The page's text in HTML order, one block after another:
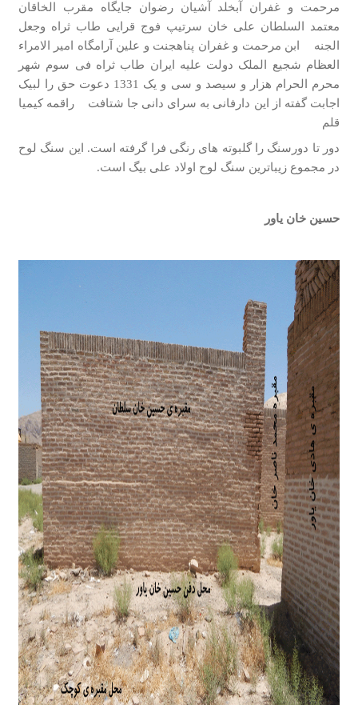
مرحمت و غفران آبخلد آشیان رضوان جایگاه مقرب الخاقان
معتمد السلطان علی خان سرتیپ فوج قرایی طاب ثراه وجعل
الجنه ابن مرحمت و غفران پناهجنت و علین آرامگاه امیر الامراء
العظام شجیع الملک دولت علیه ایران طاب ثراه فی سوم شهر
محرم الحرام هزار و سیصد و سی و یک 1331 دعوت حق را لبیک
اجابت گفته از این دارفانی به سرای دانی جا شتافت راقمه کیمیا
قلم
دور تا دورسنگ را گل­بوته­ های رنگی فرا گرفته است. این سنگ لوح
در مجموع زیباترین سنگ لوح اولاد علی بیگ است.
حسین خان یاور